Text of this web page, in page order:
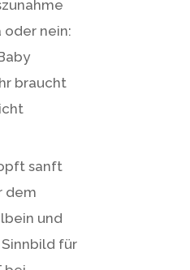
nein:
braucht